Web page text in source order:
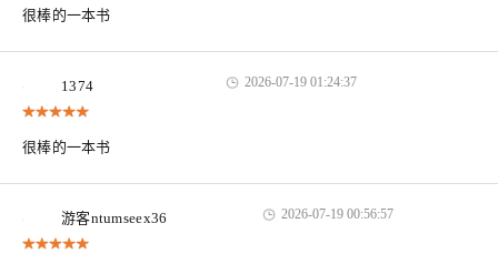
很棒的一本书
1374 2026-07-19 01:24:37
很棒的一本书
游客ntumseex36 2026-07-19 00:56:57